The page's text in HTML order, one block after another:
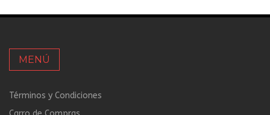
MENÚ
Términos y Condiciones